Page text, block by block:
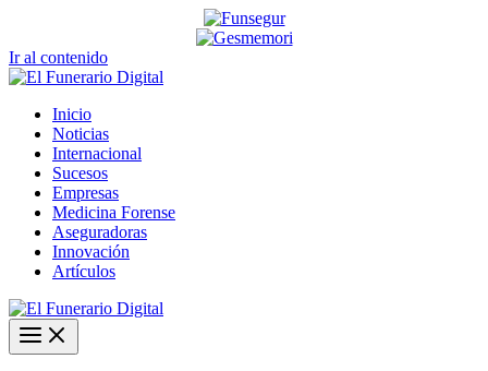
Ir al contenido
Inicio
Noticias
Internacional
Sucesos
Empresas
Medicina Forense
Aseguradoras
Innovación
Artículos